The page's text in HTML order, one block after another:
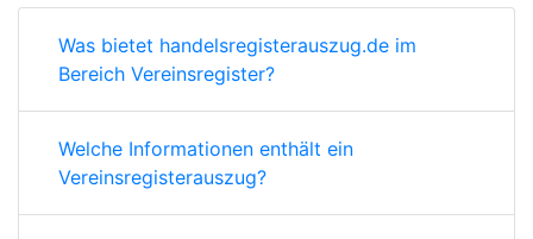
Was bietet handelsregisterauszug.de im
Bereich Vereinsregister?
Welche Informationen enthält ein
Vereinsregisterauszug?